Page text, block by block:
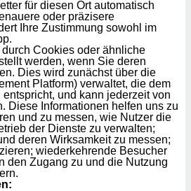
für diesen Ort automatisch
oder präzisere
Ihre Zustimmung sowohl im
Cookies oder ähnliche
werden, wenn Sie deren
Dies wird zunächst über die
Platform) verwaltet, die dem
und kann jederzeit von
Diese Informationen helfen uns zu
und zu messen, wie Nutzer die
der Dienste zu verwalten;
deren Wirksamkeit zu messen;
wiederkehrende Besucher
den Zugang zu und die Nutzung